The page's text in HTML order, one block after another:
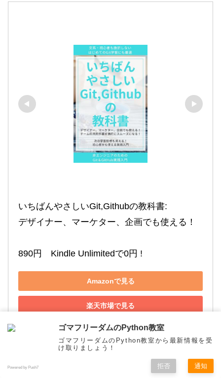
いちばんやさしいGit,Githubの教科書:
デザイナー、マーケター、企画でも使える！
890円　Kindle Unlimitedで0円 !
Amazonで見る
楽天市場で見る
Yahoo!ショッピングで見る
まとめ トップ サイドバー
ゴマフリーダムのPython教室
ゴマフリーダムのPython教室から最新情報を受
け取りましょう！
Powered by Push7 拒否 通知